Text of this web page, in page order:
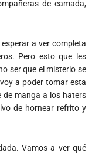
de camada,
a ver completa
Pero esto que les
ser que el misterio se
a poder tomar esta
manga a los haters
de hornear refrito y
Vamos a ver qué